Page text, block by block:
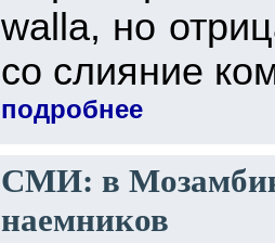
walla, но
со слияние
подробнее
СМИ: в
наемников